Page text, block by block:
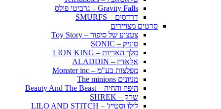
Gravity Falls – גרביטי פולס
דרדסים – SMURFS
סרטים מצויירים
צעצוע של סיפור – Toy Story
סוניק – SONIC
מלך האריות – LION KING
אלאדין – ALADDIN
מפלצות בע"מ – Monster inc
מניונים The minions
היפה והחיה – Beauty And The Beast
שרק – SHREK
לילו וסטיץ' – LILO AND STITCH